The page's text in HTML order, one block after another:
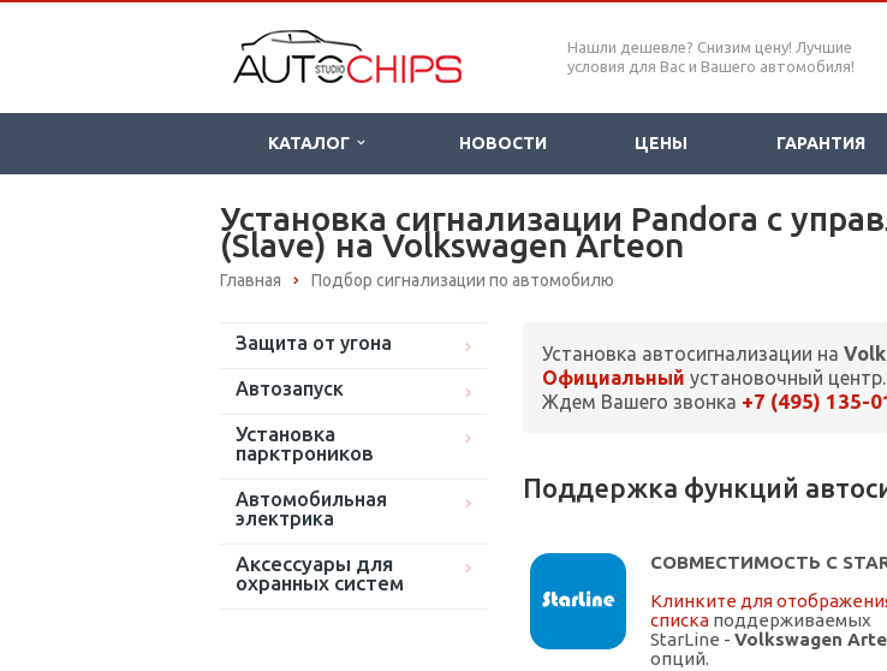
Нашли дешевле? Снизим цену! Лучшие
условия для Вас и Вашего автомобиля!
КАТАЛОГ НОВОСТИ ЦЕНЫ ГАРАНТИЯ
Установка сигнализации Pandora с
(Slave) на Volkswagen Arteon
Главная Подбор сигнализации по автомобилю
Защита от угона
Автозапуск
Установка
парктроников
Автомобильная
электрика
Аксессуары для
охранных систем
Установка автосигнализации на
Официальный установочный
Ждем Вашего звонка +7 (495) 135-
Поддержка функций
СОВМЕСТИМОСТЬ С
Клинките для
списка поддерживаемых
StarLine - Volkswagen
опций.